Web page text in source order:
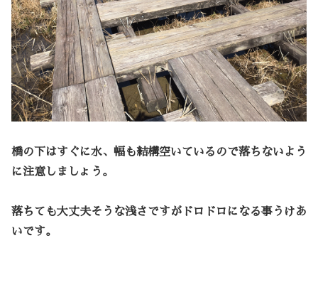
橋の下はすぐに水、幅も結構空いているので落ちないよう
に注意しましょう。
落ちても大丈夫そうな浅さですがドロドロになる事うけあ
いです。